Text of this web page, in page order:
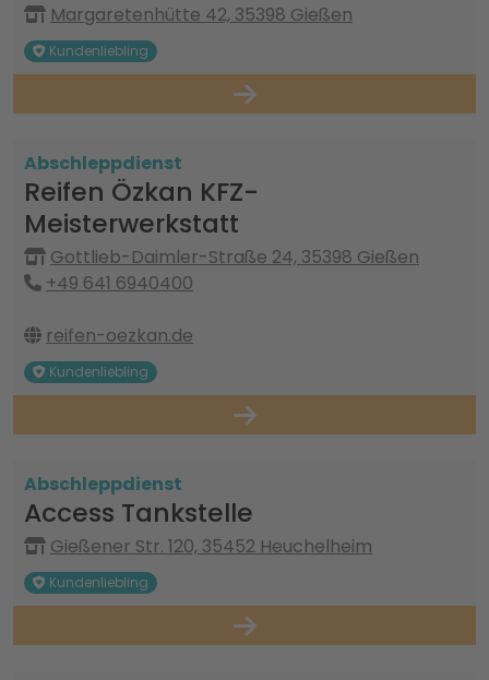
Margaretenhütte 42, 35398 Gießen
Kundenliebling
Abschleppdienst
Reifen Özkan KFZ-
Meisterwerkstatt
Gottlieb-Daimler-Straße 24, 35398 Gießen
+49 641 6940400
reifen-oezkan.de
Kundenliebling
Abschleppdienst
Access Tankstelle
Gießener Str. 120, 35452 Heuchelheim
Kundenliebling